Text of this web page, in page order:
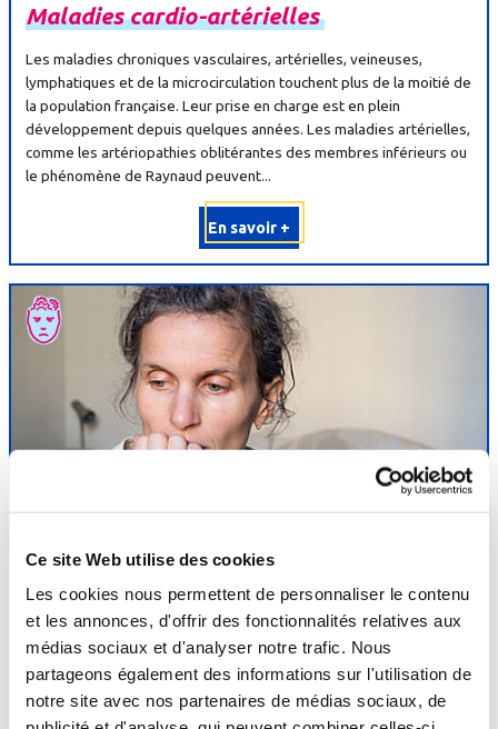
Ce site Web utilise des cookies
Les cookies nous permettent de personnaliser le contenu
et les annonces, d'offrir des fonctionnalités relatives aux
médias sociaux et d'analyser notre trafic. Nous
partageons également des informations sur l'utilisation de
notre site avec nos partenaires de médias sociaux, de
Maladiescardio-artérielles
Les maladies chroniques vasculaires, artérielles, veineuses,
lymphatiques et de la microcirculation touchent plus de la moitié de
la population française. Leur prise en charge est en plein
développement depuis quelques années. Les maladies artérielles,
comme les artériopathies oblitérantes des membres inférieurs ou
le phénomène de Raynaud peuvent...
En savoir +
Affectionspsychosomatiques
L’efficacité de la médecine thermale est reconnue dans le
traitement des affections liées au stress comme le trouble
anxieux généralisé, la dépression modérée réactionnelle, le burn-
out, les troubles relationnels de la fibromyalgie, les troubles du
sommeil mais aussi dans la prise en charge de l’addiction aux
benzodiazépines. La cure thermale...